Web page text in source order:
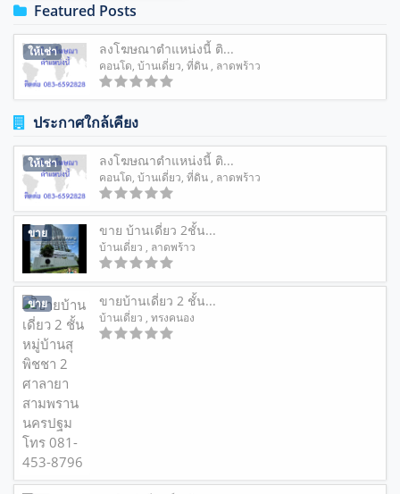
Featured Posts
ให้เช่า ลงโฆษณาตำแหน่งนี้ ติ...
คอนโด, บ้านเดี่ยว, ที่ดิน , ลาดพร้าว
ประกาศใกล้เคียง
ให้เช่า ลงโฆษณาตำแหน่งนี้ ติ...
คอนโด, บ้านเดี่ยว, ที่ดิน , ลาดพร้าว
ขาย ขาย บ้านเดี่ยว 2ชั้น...
บ้านเดี่ยว , ลาดพร้าว
ขาย ขายบ้านเดี่ยว 2 ชั้น...
บ้านเดี่ยว , ทรงคนอง